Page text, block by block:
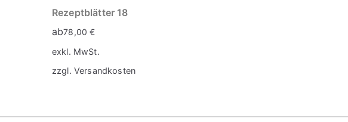
Rezeptblätter 18
ab78,00€
exkl. MwSt.
zzgl. Versandkosten